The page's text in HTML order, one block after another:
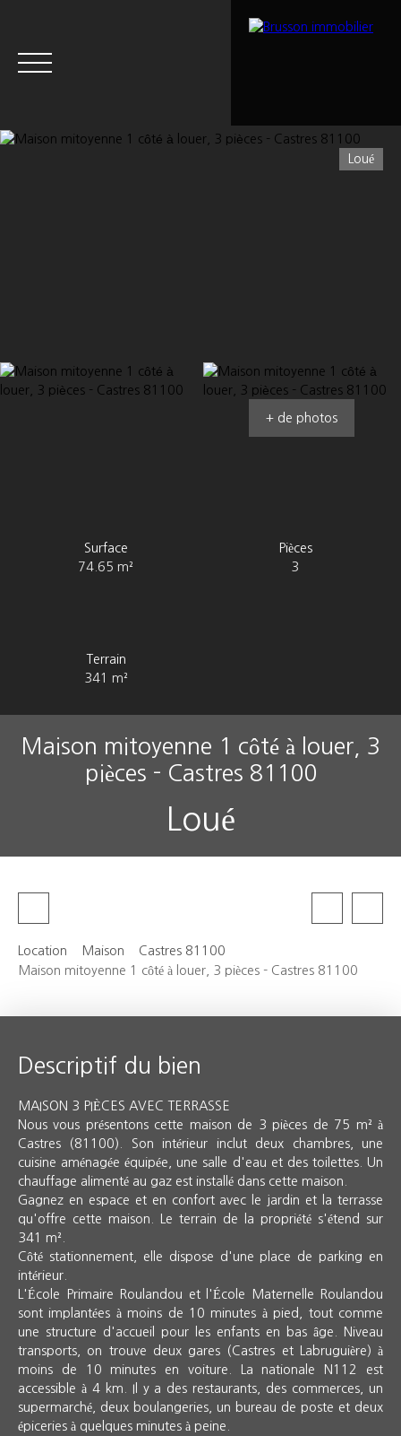
Loué
+ de photos
Surface
74.65m²
Pièces
3
Terrain
341 m²
Maison mitoyenne 1 côté à louer, 3
pièces - Castres 81100
Loué
Location Maison
Castres 81100
Maison mitoyenne 1 côté à louer, 3 pièces - Castres 81100
Descriptif du bien
MAISON 3 PIÈCES AVEC TERRASSE
Nous vous présentons cette maison de 3 pièces de 75 m² à
Castres (81100). Son intérieur inclut deux chambres, une
cuisine aménagée équipée, une salle d'eau et des toilettes. Un
chauffage alimenté au gaz est installé dans cette maison.
Gagnez en espace et en confort avec le jardin et la terrasse
qu'offre cette maison. Le terrain de la propriété s'étend sur
341 m².
Côté stationnement, elle dispose d'une place de parking en
intérieur.
L'École Primaire Roulandou et l'École Maternelle Roulandou
sont implantées à moins de 10 minutes à pied, tout comme
une structure d'accueil pour les enfants en bas âge. Niveau
transports, on trouve deux gares (Castres et Labruguière) à
moins de 10 minutes en voiture. La nationale N112 est
accessible à 4 km. Il y a des restaurants, des commerces, un
supermarché, deux boulangeries, un bureau de poste et deux
épiceries à quelques minutes à peine.